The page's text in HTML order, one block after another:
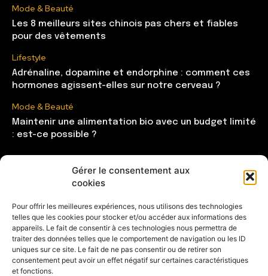
Gérer le consentement aux
cookies
Pour offrir les meilleures expériences, nous utilisons des technologies
telles que les cookies pour stocker et/ou accéder aux informations des
appareils. Le fait de consentir à ces technologies nous permettra de
traiter des données telles que le comportement de navigation ou les ID
uniques sur ce site. Le fait de ne pas consentir ou de retirer son
consentement peut avoir un effet négatif sur certaines caractéristiques
et fonctions.
Mode & Beauté
Les 8 meilleurs sites chinois pas chers et fiables
pour des vêtements
Lifestyle
Adrénaline, dopamine et endorphine : comment ces
hormones agissent-elles sur notre cerveau ?
Mode & Beauté
Maintenir une alimentation bio avec un budget limité
: est-ce possible ?
Mode & Beauté
Lifestyle
104
Maison
85
Shopping
Entrepreneuse